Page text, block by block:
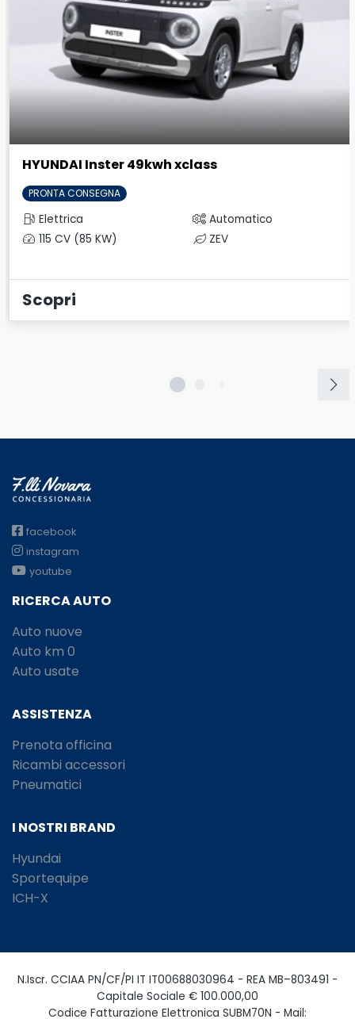
HYUNDAI Inster 49kwh xclass
PRONTA CONSEGNA
Elettrica
Automatico
115 CV (85 KW)
ZEV
Scopri
facebook
instagram
youtube
RICERCA AUTO
Auto nuove
Auto km 0
Auto usate
ASSISTENZA
Prenota officina
Ricambi accessori
Pneumatici
I NOSTRI BRAND
Hyundai
Sportequipe
ICH-X
N.Iscr. CCIAA PN/CF/PI IT IT00688030964 - REA MB–803491 -
Capitale Sociale € 100.000,00
Codice Fatturazione Elettronica SUBM70N - Mail: